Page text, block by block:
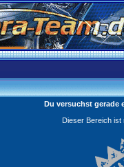
Du versuchst gerade
Dieser Bereich ist